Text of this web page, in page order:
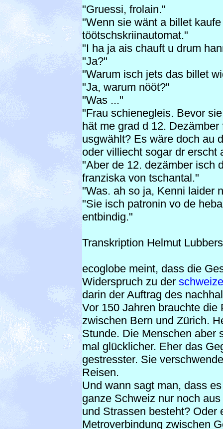
"Gruessi, frolain."
"Wenn sie wänt a billet
töötschskriinautomat."
"I ha ja ais chauft u drum
"Ja?"
"Warum isch jets das billet
"Ja, warum nööt?"
"Was ..."
"Frau schienegleis. Bevor
hät me grad d 12.
usgwählt? Es wäre doch au
oder villiecht sogar dr erscht
"Aber de 12. dezämber isch
franziska von tschantal."
"Was. ah so ja, Kenni laider
"Sie isch patronin vo de
entbindig."
Transkription Helmut Lubbers
ecoglobe meint, dass die
Widerspruch zu der
darin der Auftrag des
Vor 150 Jahren brauchte
zwischen Bern und Zürich.
Stunde. Die Menschen aber
mal glücklicher. Eher das
gestresster. Sie
Reisen.
Und wann sagt man, dass
ganze Schweiz nur noch
und Strassen besteht? Oder
Metroverbindung zwischen